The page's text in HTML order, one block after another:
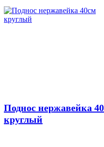
Поднос нержавейка
круглый